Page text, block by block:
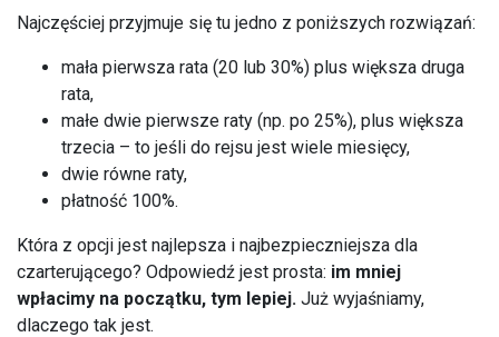
Najczęściej przyjmuje się tu jedno z poniższych rozwiązań:
mała pierwsza rata (20 lub 30%) plus większa druga
rata,
małe dwie pierwsze raty (np. po 25%), plus większa
trzecia – to jeśli do rejsu jest wiele miesięcy,
dwie równe raty,
płatność 100%.
Która z opcji jest najlepsza i najbezpieczniejsza dla
czarterującego? Odpowiedź jest prosta: im mniej
wpłacimy na początku, tym lepiej. Już wyjaśniamy,
dlaczego tak jest.